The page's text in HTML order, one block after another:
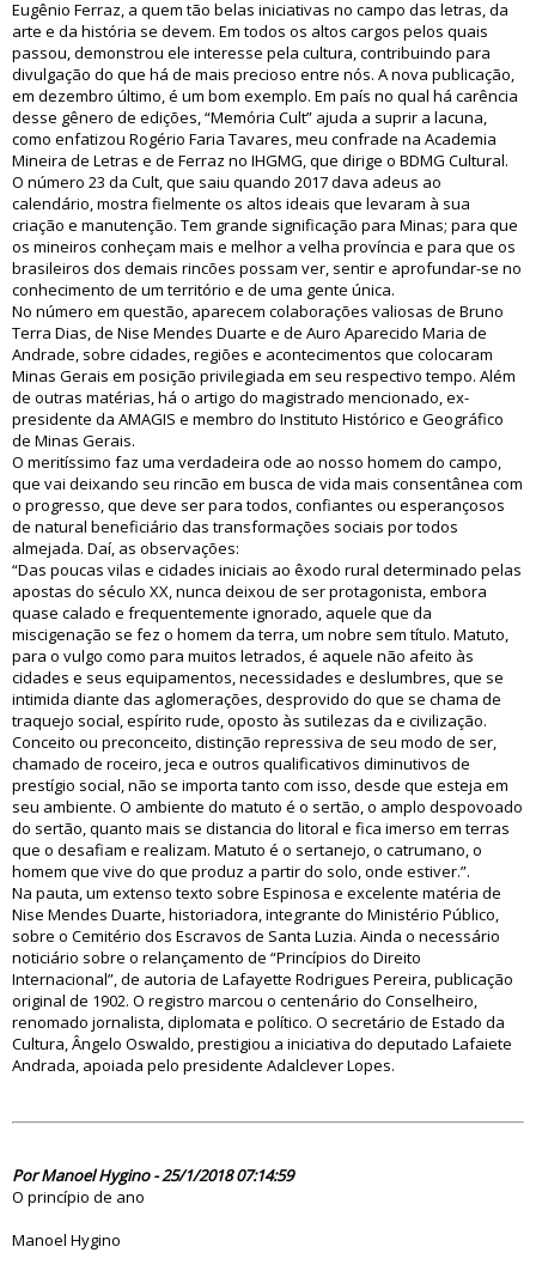
Eugênio Ferraz, a quem tão belas iniciativas no campo das letras, da
arte e da história se devem. Em todos os altos cargos pelos quais
passou, demonstrou ele interesse pela cultura, contribuindo para
divulgação do que há de mais precioso entre nós. A nova publicação,
em dezembro último, é um bom exemplo. Em país no qual há carência
desse gênero de edições, “Memória Cult” ajuda a suprir a lacuna,
como enfatizou Rogério Faria Tavares, meu confrade na Academia
Mineira de Letras e de Ferraz no IHGMG, que dirige o BDMG Cultural.
O número 23 da Cult, que saiu quando 2017 dava adeus ao
calendário, mostra fielmente os altos ideais que levaram à sua
criação e manutenção. Tem grande significação para Minas; para que
os mineiros conheçam mais e melhor a velha província e para que os
brasileiros dos demais rincões possam ver, sentir e aprofundar-se no
conhecimento de um território e de uma gente única.
No número em questão, aparecem colaborações valiosas de Bruno
Terra Dias, de Nise Mendes Duarte e de Auro Aparecido Maria de
Andrade, sobre cidades, regiões e acontecimentos que colocaram
Minas Gerais em posição privilegiada em seu respectivo tempo. Além
de outras matérias, há o artigo do magistrado mencionado, ex-
presidente da AMAGIS e membro do Instituto Histórico e Geográfico
de Minas Gerais.
O meritíssimo faz uma verdadeira ode ao nosso homem do campo,
que vai deixando seu rincão em busca de vida mais consentânea com
o progresso, que deve ser para todos, confiantes ou esperançosos
de natural beneficiário das transformações sociais por todos
almejada. Daí, as observações:
“Das poucas vilas e cidades iniciais ao êxodo rural determinado pelas
apostas do século XX, nunca deixou de ser protagonista, embora
quase calado e frequentemente ignorado, aquele que da
miscigenação se fez o homem da terra, um nobre sem título. Matuto,
para o vulgo como para muitos letrados, é aquele não afeito às
cidades e seus equipamentos, necessidades e deslumbres, que se
intimida diante das aglomerações, desprovido do que se chama de
traquejo social, espírito rude, oposto às sutilezas da e civilização.
Conceito ou preconceito, distinção repressiva de seu modo de ser,
chamado de roceiro, jeca e outros qualificativos diminutivos de
prestígio social, não se importa tanto com isso, desde que esteja em
seu ambiente. O ambiente do matuto é o sertão, o amplo despovoado
do sertão, quanto mais se distancia do litoral e fica imerso em terras
que o desafiam e realizam. Matuto é o sertanejo, o catrumano, o
homem que vive do que produz a partir do solo, onde estiver.”.
Na pauta, um extenso texto sobre Espinosa e excelente matéria de
Nise Mendes Duarte, historiadora, integrante do Ministério Público,
sobre o Cemitério dos Escravos de Santa Luzia. Ainda o necessário
noticiário sobre o relançamento de “Princípios do Direito
Internacional”, de autoria de Lafayette Rodrigues Pereira, publicação
original de 1902. O registro marcou o centenário do Conselheiro,
renomado jornalista, diplomata e político. O secretário de Estado da
Cultura, Ângelo Oswaldo, prestigiou a iniciativa do deputado Lafaiete
Andrada, apoiada pelo presidente Adalclever Lopes.
Por Manoel Hygino - 25/1/2018 07:14:59
O princípio de ano
Manoel Hygino